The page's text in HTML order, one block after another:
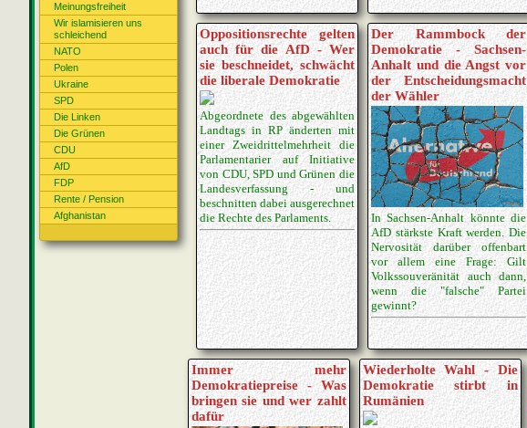
Meinungsfreiheit
Wir islamisieren uns
schleichend
NATO
Polen
Ukraine
SPD
Die Linken
Die Grünen
CDU
AfD
FDP
Rente / Pension
Afghanistan
Oppositionsrechte gelten
auch für die AfD - Wer
sie beschneidet, schwächt
die liberale Demokratie
Abgeordnete des abgewählten
Landtags in RP änderten mit
einer Zweidrittelmehrheit die
Parlamentarier auf Initiative
von CDU, SPD und Grünen die
Landesverfassung - und
beschnitten dabei ausgerechnet
die Rechte des Parlaments.
Der Rammbock der
Demokratie - Sachsen-
Anhalt und die Angst vor
der Entscheidungsmacht
der Wähler
In Sachsen-Anhalt könnte die
AfD stärkste Kraft werden. Die
Nervosität darüber offenbart
vor allem eine Frage: Gilt
Volkssouveränität auch dann,
wenn die "falsche" Partei
gewinnt?
Immer mehr
Demokratiepreise - Was
bringen sie und wer zahlt
dafür
Wiederholte Wahl - Die
Demokratie stirbt in
Rumänien